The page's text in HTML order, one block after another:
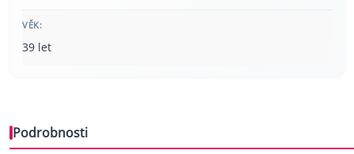
VĚK:
39 let
Podrobnosti